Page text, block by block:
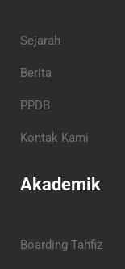
Sejarah
Berita
PPDB
Kontak Kami
Akademik
Boarding Tahfiz